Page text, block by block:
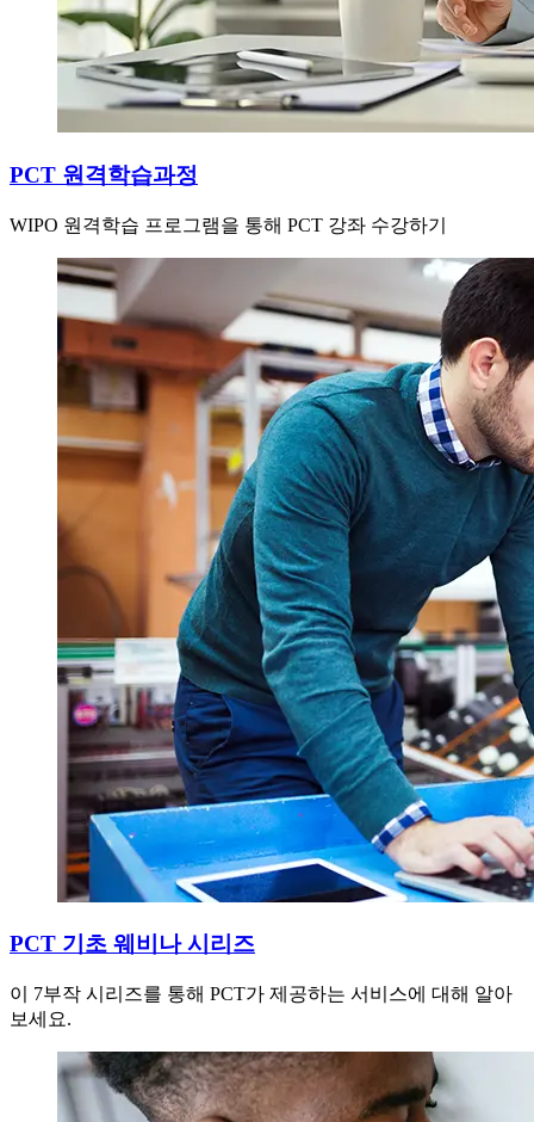
PCT 원격학습과정
WIPO 원격학습 프로그램을 통해 PCT 강좌 수강하기
PCT 기초 웨비나 시리즈
이 7부작 시리즈를 통해 PCT가 제공하는 서비스에 대해 알아
보세요.